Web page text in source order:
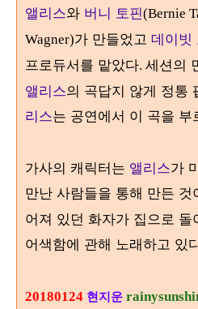
앨리스와 버니 토핀(Bernie
Wagner)가 만들었고 데이빗
프로듀서를 맡았다. 세션의
앨리스의 곡답지 않게 정통
리스는 공연에서 이 곡을 부
가사의 캐릭터는 앨리스가
만난 사람들을 통해 만든 것
어져 있던 화자가 집으로
어색함에 관해 노래하고 있
20180124 현지운